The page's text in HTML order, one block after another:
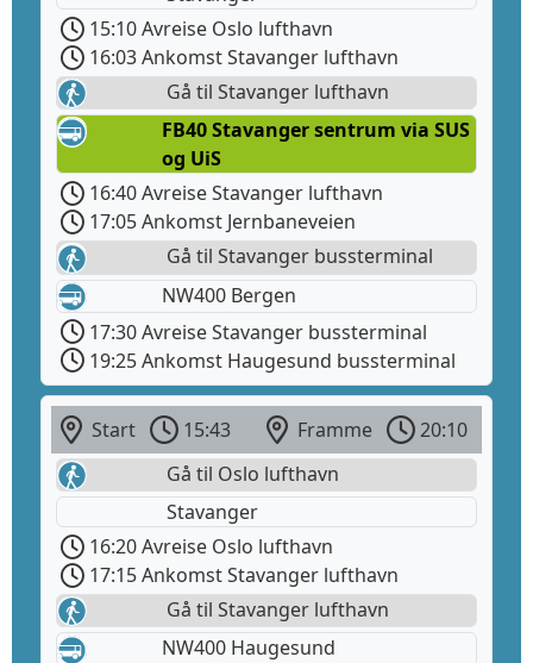
15:10 Avreise Oslo lufthavn
16:03 Ankomst Stavanger lufthavn
Gå til Stavanger lufthavn
FB40 Stavanger sentrum via SUS
og UiS
16:40 Avreise Stavanger lufthavn
17:05 Ankomst Jernbaneveien
Gå til Stavanger bussterminal
NW400 Bergen
17:30 Avreise Stavanger bussterminal
19:25 Ankomst Haugesund bussterminal
Start 15:43 Framme
20:10
Gå til Oslo lufthavn
Stavanger
16:20 Avreise Oslo lufthavn
17:15 Ankomst Stavanger lufthavn
Gå til Stavanger lufthavn
NW400 Haugesund